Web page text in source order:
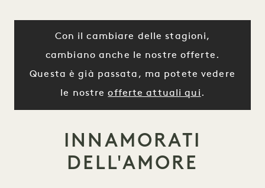
Con il cambiare delle stagioni,
cambiano anche le nostre offerte.
Questa è già passata, ma potete vedere
le nostreofferte attuali qui .
INNAMORATI
DELL'AMORE